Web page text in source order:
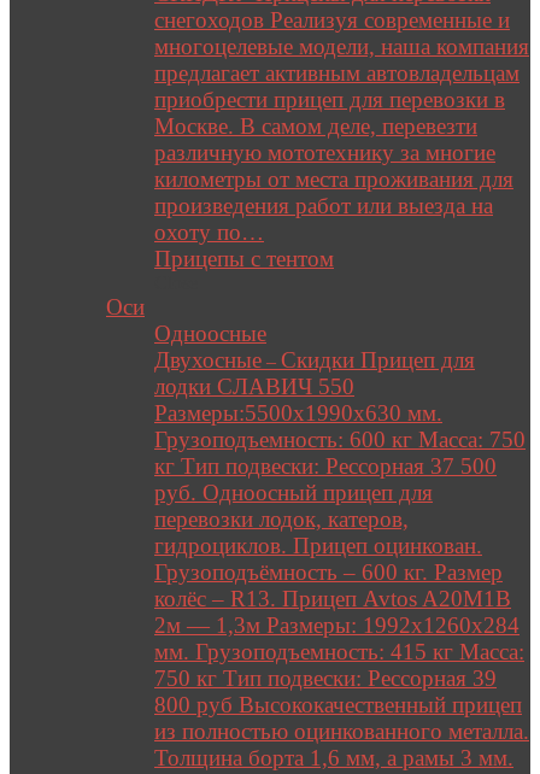
снегоходов Реализуя современные и
многоцелевые модели, наша компания
предлагает активным автовладельцам
приобрести прицеп для перевозки в
Москве. В самом деле, перевезти
различную мототехнику за многие
километры от места проживания для
произведения работ или выезда на
охоту по…
Прицепы с тентом
Оси
Одноосные
Двухосные – Скидки Прицеп для
лодки СЛАВИЧ 550
Размеры:5500х1990х630 мм.
Грузоподъемность: 600 кг Масса: 750
кг Тип подвески: Рессорная 37 500
руб. Одноосный прицеп для
перевозки лодок, катеров,
гидроциклов. Прицеп оцинкован.
Грузоподъёмность – 600 кг. Размер
колёс – R13. Прицеп Avtos A20M1B
2м — 1,3м Размеры: 1992х1260х284
мм. Грузоподъемность: 415 кг Масса:
750 кг Тип подвески: Рессорная 39
800 руб Высококачественный прицеп
из полностью оцинкованного металла.
Толщина борта 1,6 мм, а рамы 3 мм.